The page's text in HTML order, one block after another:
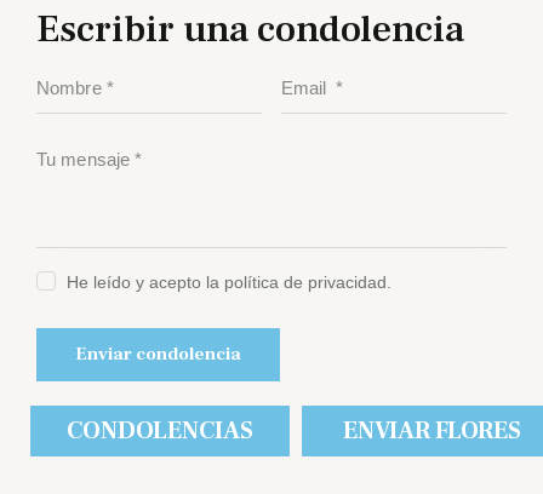
Escribir una condolencia
He leído y acepto la política de privacidad.
CONDOLENCIAS ENVIAR FLORES